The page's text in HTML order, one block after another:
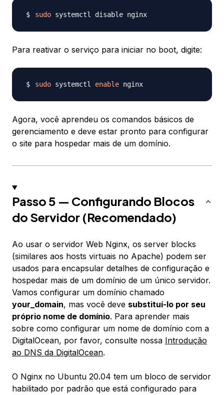
sudo
Para reativar o serviço para iniciar no boot, digite:
sudo systemctl enable
Agora, você aprendeu os comandos básicos de
gerenciamento e deve estar pronto para configurar
o site para hospedar mais de um domínio.
Passo 5 — Configurando Blocos
do Servidor (Recomendado)
Ao usar o servidor Web Nginx, os server blocks
(similares aos hosts virtuais no Apache) podem ser
usados para encapsular detalhes de configuração e
hospedar mais de um domínio de um único servidor.
Vamos configurar um domínio chamado
your_domain, mas você deve substituí-lo por seu
próprio nome de domínio. Para aprender mais
sobre como configurar um nome de domínio com a
DigitalOcean, por favor, consulte nossa Introdução
ao DNS da DigitalOcean.
O Nginx no Ubuntu 20.04 tem um bloco de servidor
habilitado por padrão que está configurado para